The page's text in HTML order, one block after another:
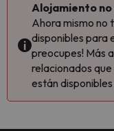
Alojamiento
Ahora mismo no
disponibles para
preocupes! Más
relacionados
están